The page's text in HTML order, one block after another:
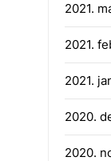
2021.
2021.
2021.
2020.
2020.